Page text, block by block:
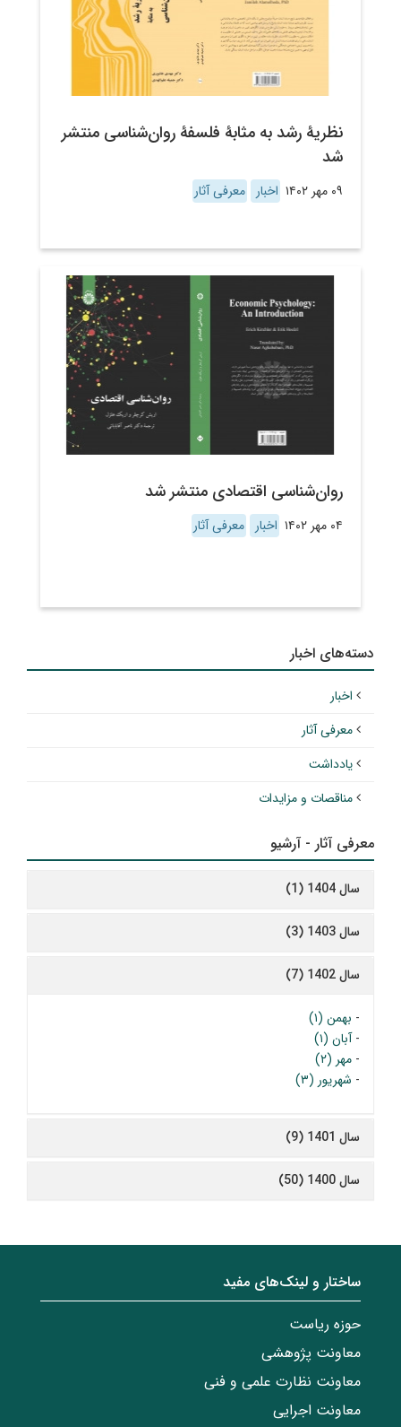
نظریۀ رشد به مثابۀ فلسفۀ روان‌شناسی منتشر
شد
۰۹ مهر ۱۴۰۲ اخبار معرفی آثار
روان‌‌شناسی اقتصادی منتشر شد
۰۴ مهر ۱۴۰۲ اخبار معرفی آثار
دسته‌های اخبار
اخبار
معرفی آثار
یادداشت
مناقصات و مزایدات
معرفی آثار - آرشیو
سال 1404 (1)
سال 1403 (3)
سال 1402 (7)
- بهمن (۱)
-آبان (۱)
- مهر (۲)
- شهریور (۳)
سال 1401 (9)
سال 1400 (50)
ساختار‌‌ و‌‌ لینک‌های مفید
حوزه ریاست
معاونت پژوهشی
معاونت نظارت علمی و فنی
معاونت اجرایی